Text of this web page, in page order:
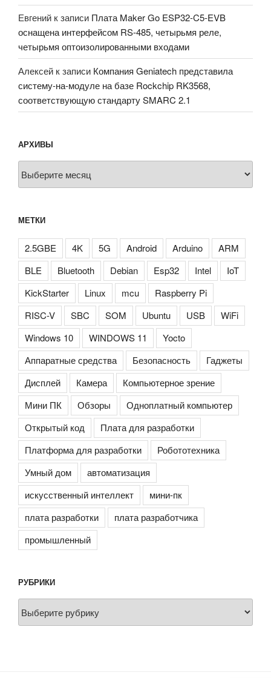
Евгений к записи Плата Maker Go ESP32-C5-EVB
оснащена интерфейсом RS-485, четырьмя реле,
четырьмя оптоизолированными входами
Алексей к записи Компания Geniatech представила
систему-на-модуле на базе Rockchip RK3568,
соответствующую стандарту SMARC 2.1
АРХИВЫ
МЕТКИ
2.5GBE 4K 5G Android Arduino
ARM
BLE
Bluetooth Debian Esp32 Intel
IoT
KickStarter
Linux mcu
Raspberry Pi
RISC-V
SBC SOM Ubuntu USB
WiFi
Windows 10
WINDOWS 11
Yocto
Аппаратные средства
Безопасность
Гаджеты
Дисплей
Камера
Компьютерное зрение
Мини ПК
Обзоры
Одноплатный компьютер
Открытый код
Плата для разработки
Платформа для разработки
Робототехника
Умный дом
автоматизация
искусственный интеллект
мини-пк
плата разработки
плата разработчика
промышленный
РУБРИКИ